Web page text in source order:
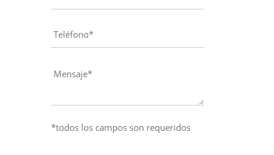
*todos los campos son requeridos